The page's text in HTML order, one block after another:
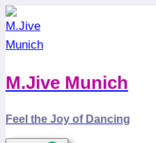
Zum
Inhalt
springen
M.Jive Munich
Feel the Joy of Dancing